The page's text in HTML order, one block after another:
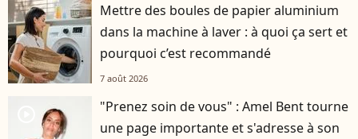
Mettre des boules de papier aluminium
dans la machine à laver : à quoi ça sert et
pourquoi c’est recommandé
7 août 2026
"Prenez soin de vous" : Amel Bent tourne
une page importante et s'adresse à son